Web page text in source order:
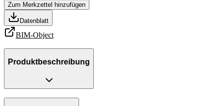
Zum Merkzettel hinzufügen
Datenblatt
BIM-Object
Produktbeschreibung